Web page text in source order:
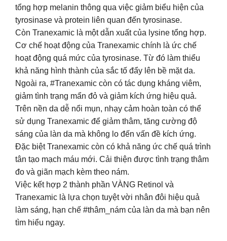
tổng hợp melanin thông qua việc giảm biểu hiện của
tyrosinase và protein liên quan đến tyrosinase.
Còn Tranexamic là một dẫn xuất của lysine tổng hợp.
Cơ chế hoạt động của Tranexamic chính là ức chế
hoạt động quá mức của tyrosinase. Từ đó làm thiểu
khả năng hình thành của sắc tố đẩy lên bề mặt da.
Ngoài ra, #Tranexamic còn có tác dụng kháng viêm,
giảm tình trạng mẩn đỏ và giảm kích ứng hiệu quả.
Trên nền da dễ nổi mụn, nhạy cảm hoàn toàn có thể
sử dụng Tranexamic để giảm thâm, tăng cường độ
sáng của làn da mà không lo đến vấn đề kích ứng.
Đặc biệt Tranexamic còn có khả năng ức chế quá trình
tân tạo mạch máu mới. Cải thiện được tình trạng thâm
đo và giãn mạch kèm theo nám.
Việc kết hợp 2 thành phần VÀNG Retinol và
Tranexamic là lựa chọn tuyệt vời nhân đôi hiệu quả
làm sáng, hạn chế #thâm_nám của làn da mà bạn nên
tìm hiểu ngay.